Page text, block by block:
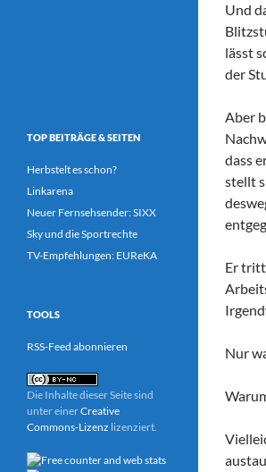
Und
lässt
der
Aber
dass
stellt
Er tritt
Nur
TOP BEITRÄGE & SEITEN
Herbstelt es schon?
Linkarena
Neuer Fernsehsender: SIXX
Sky und die Sportrechte
TV-Empfehlungen: EUReKA
TOOLS
RSS-Feed abonnieren
Die Inhalte dieser Seite sind
unter einerCreative
Commons-Lizenz lizenziert.